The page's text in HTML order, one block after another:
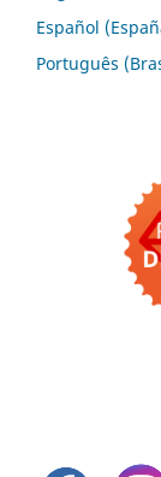
Español
Português